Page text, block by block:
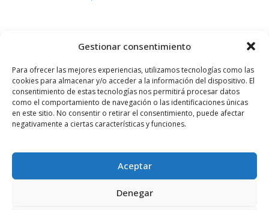
Gestionar consentimiento
Para ofrecer las mejores experiencias, utilizamos tecnologías como las
cookies para almacenar y/o acceder a la información del dispositivo. El
consentimiento de estas tecnologías nos permitirá procesar datos
como el comportamiento de navegación o las identificaciones únicas
en este sitio. No consentir o retirar el consentimiento, puede afectar
negativamente a ciertas características y funciones.
Aceptar
Denegar